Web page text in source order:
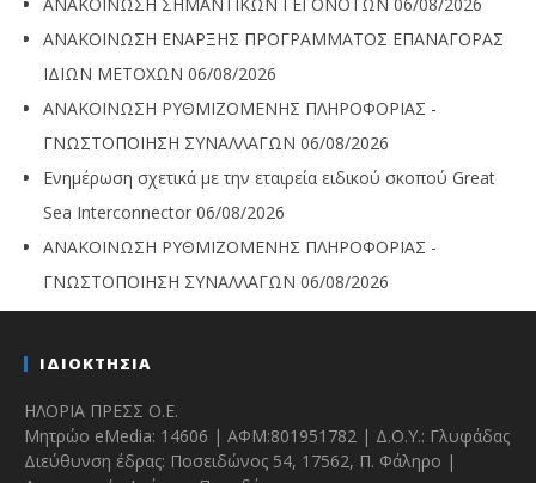
ΑΝΑΚΟΙΝΩΣΗ ΕΝΑΡΞΗΣ ΠΡΟΓΡΑΜΜΑΤΟΣ ΕΠΑΝΑΓΟΡΑΣ
ΙΔΙΩΝ ΜΕΤΟΧΩΝ 06/08/2026
ΑΝΑΚΟΙΝΩΣΗ ΡΥΘΜΙΖΟΜΕΝΗΣ ΠΛΗΡΟΦΟΡΙΑΣ -
ΓΝΩΣΤΟΠΟΙΗΣΗ ΣΥΝΑΛΛΑΓΩΝ 06/08/2026
Ενημέρωση σχετικά με την εταιρεία ειδικού σκοπού Great
Sea Interconnector 06/08/2026
ΑΝΑΚΟΙΝΩΣΗ ΡΥΘΜΙΖΟΜΕΝΗΣ ΠΛΗΡΟΦΟΡΙΑΣ -
ΓΝΩΣΤΟΠΟΙΗΣΗ ΣΥΝΑΛΛΑΓΩΝ 06/08/2026
ΙΔΙΟΚΤΗΣΙΑ
ΗΛΟΡΙΑ ΠΡΕΣΣ Ο.Ε.
Μητρώο eMedia: 14606 | ΑΦΜ:801951782 | Δ.Ο.Υ.: Γλυφάδας
Διεύθυνση έδρας: Ποσειδώνος 54, 17562, Π. Φάληρο |